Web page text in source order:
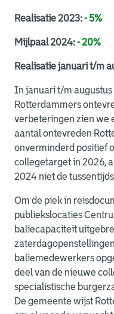
Realisatie 2023:- 5%
Mijlpaal 2024:- 20%
Realisatie januari t/m
In januari t/m augustus
Rotterdammers
verbeteringen zien we
aantal ontevreden
onverminderd positief
collegetarget in 2026,
2024 niet de
Om de piek in
publiekslocaties
baliecapaciteit
baliemedewerkers
deel van de nieuwe
specialistische
De gemeente wijst